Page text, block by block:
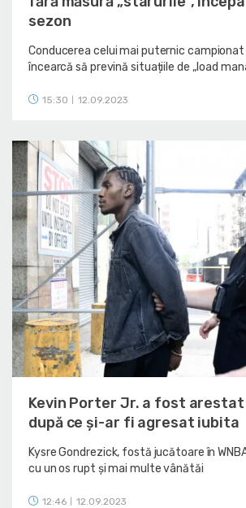
sezon
Conducerea celui mai puternic campionat
încearcă să prevină situațiile de „load
15:30 12.09.2023
Kevin Porter Jr. a fost arestat
după ce și-ar fi agresat iubita
Kysre Gondrezick, fostă jucătoare în
cu un os rupt și mai multe vânătăi
12:46 12.09.2023